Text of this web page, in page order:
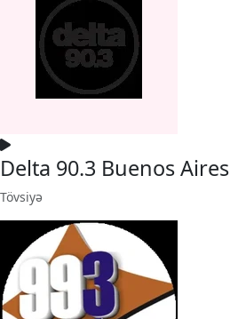
Delta 90.3 Buenos Aires
Tövsiyə